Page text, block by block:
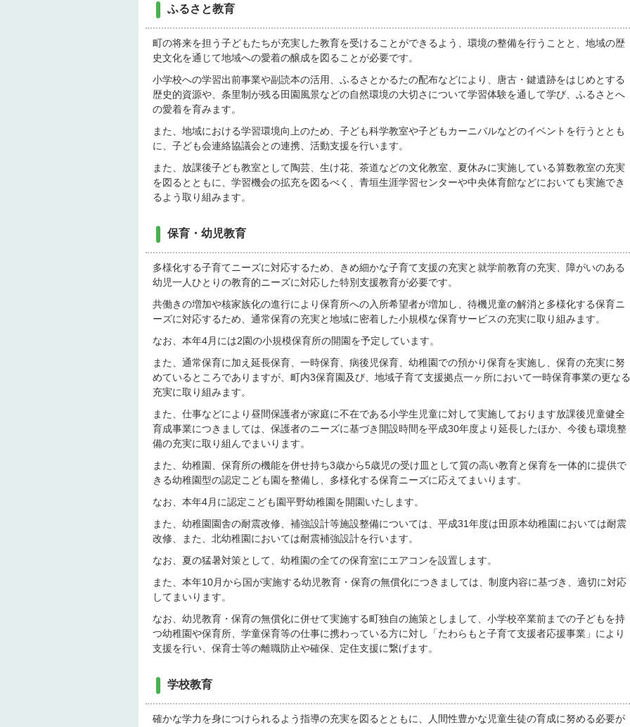
ふるさと教育
町の将来を担う子どもたちが充実した教育を受けることができるよう、環境の整備を行うことと、地域の歴
史文化を通じて地域への愛着の醸成を図ることが必要です。
小学校への学習出前事業や副読本の活用、ふるさとかるたの配布などにより、唐古・鍵遺跡をはじめとする
歴史的資源や、条里制が残る田園風景などの自然環境の大切さについて学習体験を通して学び、ふるさとへ
の愛着を育みます。
また、地域における学習環境向上のため、子ども科学教室や子どもカーニバルなどのイベントを行うととも
に、子ども会連絡協議会との連携、活動支援を行います。
また、放課後子ども教室として陶芸、生け花、茶道などの文化教室、夏休みに実施している算数教室の充実
を図るとともに、学習機会の拡充を図るべく、青垣生涯学習センターや中央体育館などにおいても実施でき
るよう取り組みます。
保育・幼児教育
多様化する子育てニーズに対応するため、きめ細かな子育て支援の充実と就学前教育の充実、障がいのある
幼児一人ひとりの教育的ニーズに対応した特別支援教育が必要です。
共働きの増加や核家族化の進行により保育所への入所希望者が増加し、待機児童の解消と多様化する保育ニ
ーズに対応するため、通常保育の充実と地域に密着した小規模な保育サービスの充実に取り組みます。
なお、本年4月には2園の小規模保育所の開園を予定しています。
また、通常保育に加え延長保育、一時保育、病後児保育、幼稚園での預かり保育を実施し、保育の充実に努
めているところでありますが、町内3保育園及び、地域子育て支援拠点一ヶ所において一時保育事業の更なる
充実に取り組みます。
また、仕事などにより昼間保護者が家庭に不在である小学生児童に対して実施しております放課後児童健全
育成事業につきましては、保護者のニーズに基づき開設時間を平成30年度より延長したほか、今後も環境整
備の充実に取り組んでまいります。
また、幼稚園、保育所の機能を併せ持ち3歳から5歳児の受け皿として質の高い教育と保育を一体的に提供で
きる幼稚園型の認定こども園を整備し、多様化する保育ニーズに応えてまいります。
なお、本年4月に認定こども園平野幼稚園を開園いたします。
また、幼稚園園舎の耐震改修、補強設計等施設整備については、平成31年度は田原本幼稚園においては耐震
改修、また、北幼稚園においては耐震補強設計を行います。
なお、夏の猛暑対策として、幼稚園の全ての保育室にエアコンを設置します。
また、本年10月から国が実施する幼児教育・保育の無償化につきましては、制度内容に基づき、適切に対応
してまいります。
なお、幼児教育・保育の無償化に併せて実施する町独自の施策としまして、小学校卒業前までの子どもを持
つ幼稚園や保育所、学童保育等の仕事に携わっている方に対し「たわらもと子育て支援者応援事業」により
支援を行い、保育士等の離職防止や確保、定住支援に繋げます。
学校教育
確かな学力を身につけられるよう指導の充実を図るとともに、人間性豊かな児童生徒の育成に努める必要が